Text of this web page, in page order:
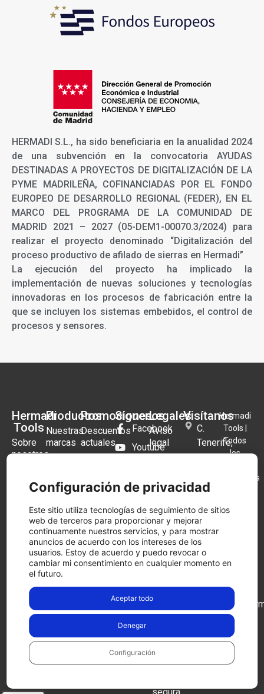
HERMADI S.L., ha sido beneficiaria en la anualidad 2024
de una subvención en la convocatoria AYUDAS
DESTINADAS A PROYECTOS DE DIGITALIZACIÓN DE LA
PYME MADRILEÑA, COFINANCIADAS POR EL FONDO
EUROPEO DE DESARROLLO REGIONAL (FEDER), EN EL
MARCO DEL PROGRAMA DE LA COMUNIDAD DE
MADRID 2021 – 2027 (05-DEM1-00070.3/2024) para
realizar el proyecto denominado “Digitalización del
proceso productivo de afilado de sierras en Hermadi”
La ejecución del proyecto ha implicado la
implementación de nuevas soluciones y tecnologías
innovadoras en los procesos de fabricación entre la
que se incluyen los sistemas embebidos, el control de
procesos y sensores.
Hermadi
Tools
Sobre
nosotros
Frecuentes
física
Contacto
Productos
Nuestras
marcas
Festool
a Bateria
Aspiradores
a Batería
Lijadoras
Promociones
Descuentos
actuales
Festool
Festool
Cashback
Síguenos
Facebook
Youtube
Blog
Legales
Aviso
legal
Política
cookies
Política
de
privacidad
de
devolución
Compra
segura
Visítanos
C.
Tenerife,
1B,
Humanes
Madrid,
Madrid
Llámanos
ahora
916 97
09 15
maps
Hermadi
Tools |
Todos
los
reservados
Configuración de privacidad
Este sitio utiliza tecnologías de seguimiento de sitios
web de terceros para proporcionar y mejorar
continuamente nuestros servicios, y para mostrar
anuncios de acuerdo con los intereses de los
usuarios. Estoy de acuerdo y puedo revocar o
cambiar mi consentimiento en cualquier momento en
el futuro.
Aceptar todo
Denegar
Configuración